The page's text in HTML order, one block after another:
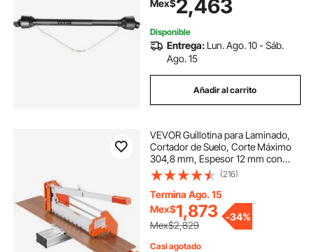
tractor serie 4, eje de TDF para
desbrozadora de 43"-61", negro,
para cortadora de acabado y
cortadora rotativa
Mex$2,463
Disponible
Entrega: Lun. Ago. 10 - Sáb.
Ago. 15
Añadir al carrito
VEVOR Guillotina para Laminado,
Cortador de Suelo, Corte Máximo
304,8 mm, Espesor 12 mm con
Cuchilla D2, Guía de Ángulo,
Palanca de Aluminio, Soporte
Telescópico para Piso Vinilo SPC
LVP LVT VCT WPC
(216)
Termina Ago. 15
Mex$1,873
Mex$2,829
-34%
Casi agotado